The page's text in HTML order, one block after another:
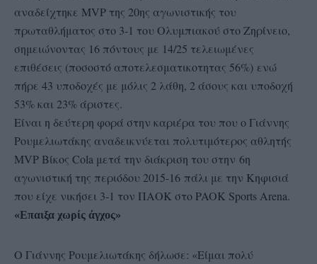
αναδείχτηκε MVP της 20ης αγωνιστικής του
πρωταθλήματος στο 3-1 του Ολυμπιακού στο Ζηρίνειο,
σημειώνοντας 16 πόντους με 14/25 τελειωμένες
επιθέσεις (ποσοστό αποτελεσματικοτητας 56%) ενώ
πήρε 43 υποδοχές με μόλις 2 λάθη, 2 άσους και υποδοχή
53% και 23% άριστες.
Είναι η δεύτερη φορά στην καριέρα του που ο Γιάννης
Ρουμελιωτάκης αναδεικνύεται πολυτιμότερος αθλητής
MVP Βίκος Cola μετά την διάκριση του στην 6η
αγωνιστική της περιόδου 2015-16 πάλι με την Κηφισιά
που είχε νικήσει 3-1 τον ΠΑΟΚ στο PAOK Sports Arena.
«Επαιξα χωρίς άγχος»
Ο Γιάννης Ρουμελιωτάκης δήλωσε: «Είμαι πολύ